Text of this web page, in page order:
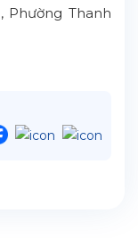
Phường Thanh